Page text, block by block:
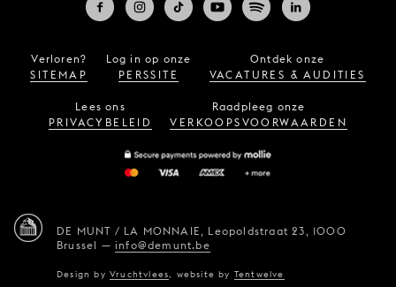
Verloren?
SITEMAP
Log in op onze
PERSSITE
Ontdek onze
VACATURES & AUDITIES
Lees ons
PRIVACYBELEID
Raadpleeg onze
VERKOOPSVOORWAARDEN
DE MUNT / LA MONNAIE, Leopoldstraat 23, 1000
Brussel —info@demunt.be
Design byVruchtvlees website by Tentwelve